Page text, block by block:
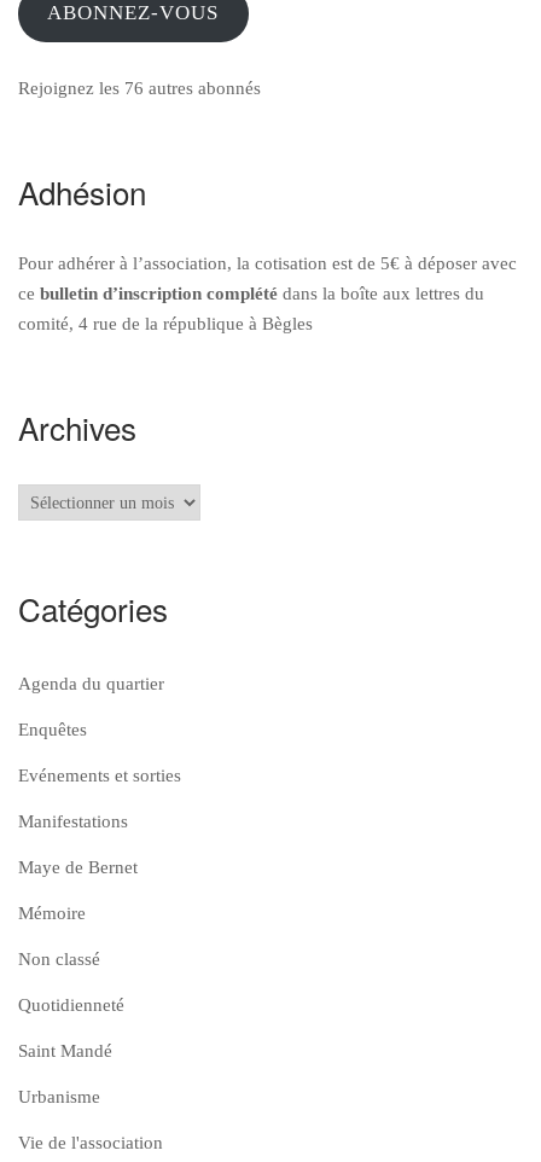
ABONNEZ-VOUS
Rejoignez les 76 autres abonnés
Adhésion
Pour adhérer à l’association, la cotisation est de 5€ à déposer avec
ce bulletin d’inscription complété dans la boîte aux lettres du
comité, 4 rue de la république à Bègles
Archives
Archives
Catégories
Agenda du quartier
Enquêtes
Evénements et sorties
Manifestations
Maye de Bernet
Mémoire
Non classé
Quotidienneté
Saint Mandé
Urbanisme
Vie de l'association